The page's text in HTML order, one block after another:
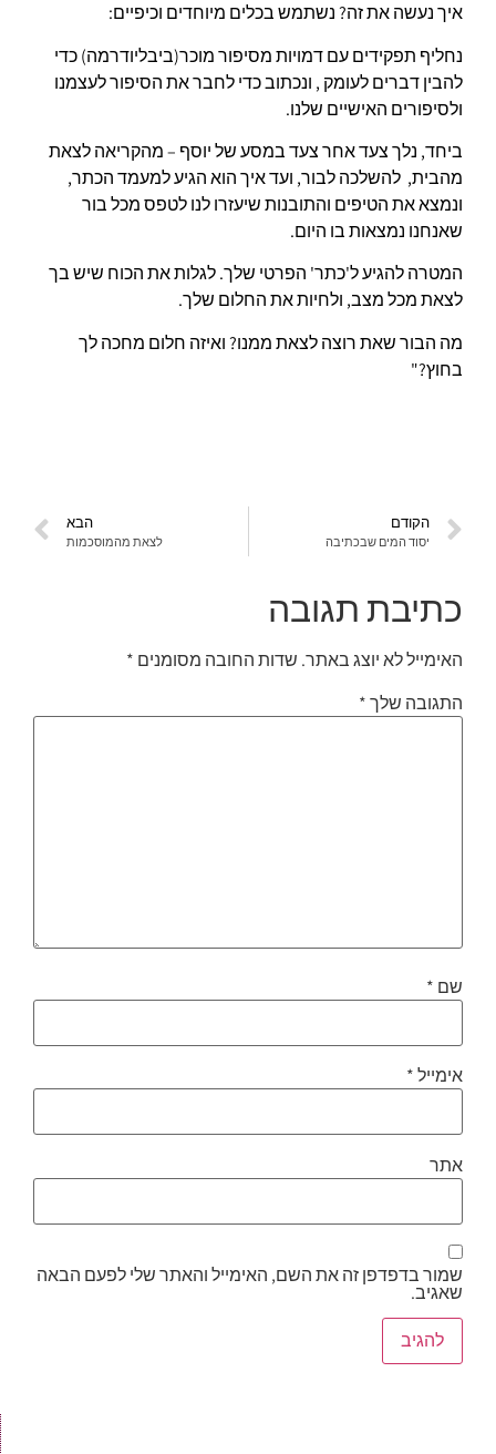
איך נעשה את זה? נשתמש בכלים מיוחדים וכיפיים:
נחליף תפקידים עם דמויות מסיפור מוכר(ביבליודרמה) כדי
להבין דברים לעומק , ונכתוב כדי לחבר את הסיפור לעצמנו
ולסיפורים האישיים שלנו.
ביחד, נלך צעד אחר צעד במסע של יוסף – מהקריאה לצאת
מהבית, להשלכה לבור, ועד איך הוא הגיע למעמד הכתר,
ונמצא את הטיפים והתובנות שיעזרו לנו לטפס מכל בור
שאנחנו נמצאות בו היום.
המטרה להגיע ל'כתר' הפרטי שלך. לגלות את הכוח שיש בך
לצאת מכל מצב, ולחיות את החלום שלך.
מה הבור שאת רוצה לצאת ממנו? ואיזה חלום מחכה לך
בחוץ?"
הקודם
יסוד המים שבכתיבה
הבא
לצאת מהמוסכמות
כתיבת תגובה
האימייל לא יוצג באתר. שדות החובה מסומנים *
התגובה שלך*
שם *
אימייל*
אתר
שמור בדפדפן זה את השם, האימייל והאתר שלי לפעם הבאה
שאגיב.